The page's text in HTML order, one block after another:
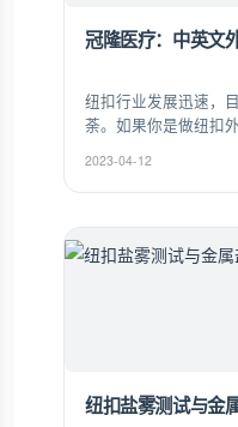
冠隆医疗：中英文
纽扣行业发展迅速，
荼。如果你是做纽扣
外贸纽扣的行业述语。
2023-04-12
纽扣盐雾测试与金